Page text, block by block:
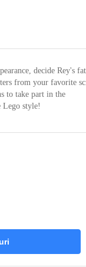
decide Rey's
from your favorite
to take part in the
Lego style!